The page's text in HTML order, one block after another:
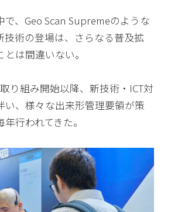
で、Geo Scan Supremeのような
技術の登場は、さらなる普及拡
は間違いない。
り組み開始以降、新技術・ICT対
い、様々な出来形管理要領が策
行われてきた。